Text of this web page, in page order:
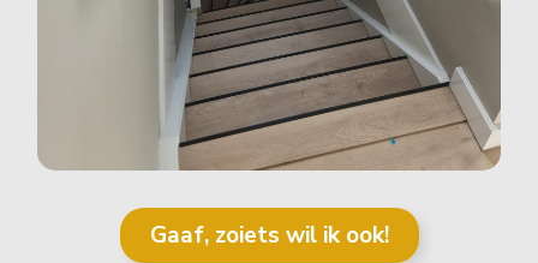
Gaaf, zoiets wil ik ook!